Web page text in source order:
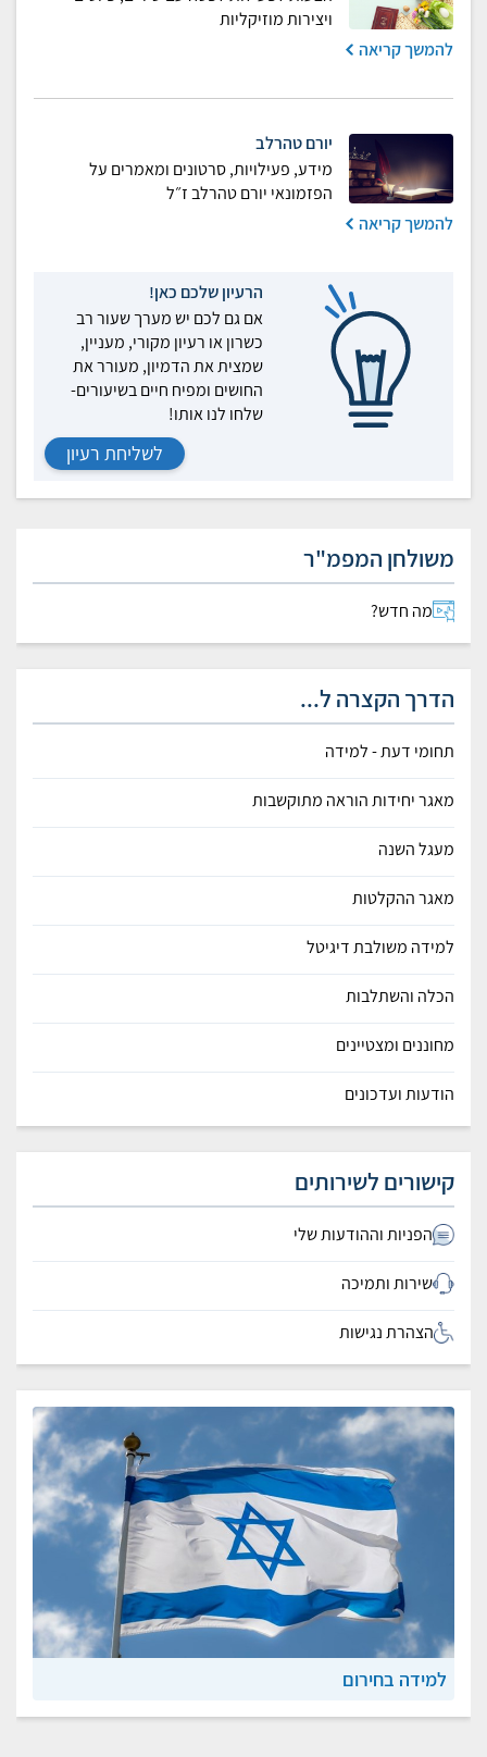
ויצירות מוזיקליות
להמשך קריאה
יורם טהרלב
מידע, פעילויות, סרטונים ומאמרים על
הפזמונאי יורם טהרלב ז״ל
להמשך קריאה
הרעיון שלכם כאן!
אם גם לכם יש מערך שעור רב
כשרון או רעיון מקורי, מעניין,
שמצית את הדמיון, מעורר את
החושים ומפיח חיים בשיעורים-
שלחו לנו אותו!
לשליחת רעיון
משולחן המפמ"ר
מה חדש?
הדרך הקצרה ל...
תחומי דעת - למידה
מאגר יחידות הוראה מתוקשבות
מעגל השנה
מאגר ההקלטות
למידה משולבת דיגיטל
הכלה והשתלבות
מחוננים ומצטיינים
הודעות ועדכונים
קישורים לשירותים
הפניות וההודעות שלי
שירות ותמיכה
הצהרת נגישות
למידה בחירום